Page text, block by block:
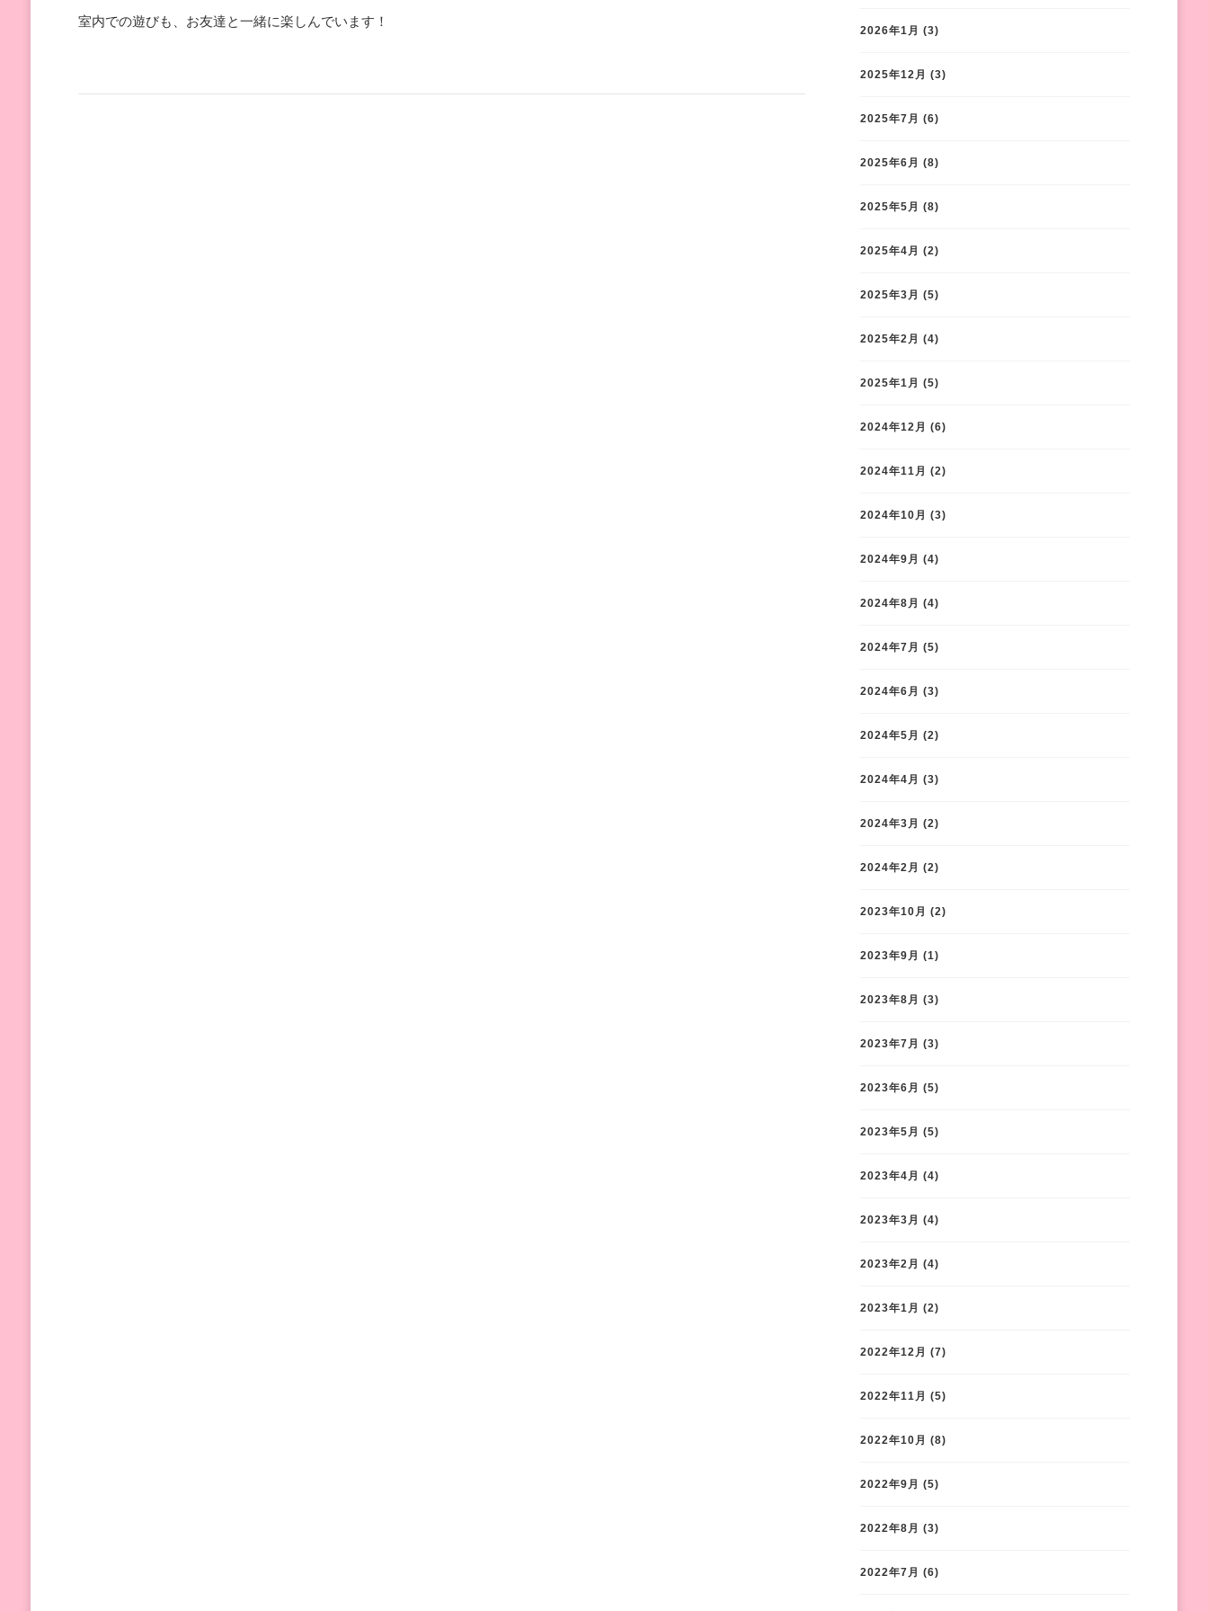
室内での遊びも、お友達と一緒に楽しんでいます！
2026年1月 (3)
2025年12月 (3)
2025年7月 (6)
2025年6月 (8)
2025年5月 (8)
2025年4月 (2)
2025年3月 (5)
2025年2月 (4)
2025年1月 (5)
2024年12月 (6)
2024年11月 (2)
2024年10月 (3)
2024年9月 (4)
2024年8月 (4)
2024年7月 (5)
2024年6月 (3)
2024年5月 (2)
2024年4月 (3)
2024年3月 (2)
2024年2月 (2)
2023年10月 (2)
2023年9月 (1)
2023年8月 (3)
2023年7月 (3)
2023年6月 (5)
2023年5月 (5)
2023年4月 (4)
2023年3月 (4)
2023年2月 (4)
2023年1月 (2)
2022年12月 (7)
2022年11月 (5)
2022年10月 (8)
2022年9月 (5)
2022年8月 (3)
2022年7月 (6)